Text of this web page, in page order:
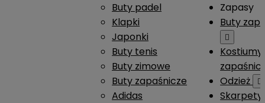
Buty padel
Klapki
Japonki
Buty tenis
Buty zimowe
Buty zapaśnicze
Adidas
Zapasy
Buty

Kostiumy
Odzież

Skarpety